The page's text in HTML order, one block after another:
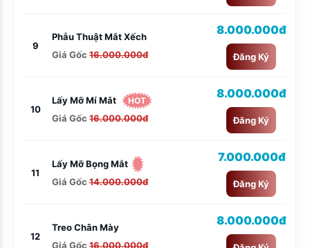
9
Phẫu Thuật Mắt Xếch
Giá Gốc 16.000.000đ
8.000.000đ
Đăng Ký
10
Lấy Mỡ Mí Mắt HOT
Giá Gốc 16.000.000đ
8.000.000đ
Đăng Ký
11
Lấy Mỡ Bọng Mắt
Giá Gốc 14.000.000đ
7.000.000đ
Đăng Ký
12
Treo Chân Mày
Giá Gốc 16.000.000đ
8.000.000đ